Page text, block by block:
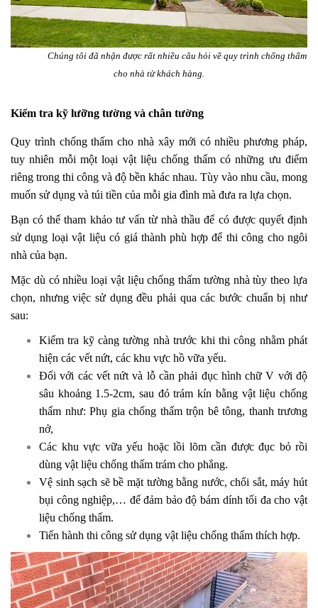
Chúng tôi đã nhận được rất nhiều câu hỏi về quy trình chống thấm
cho nhà từ khách hàng.
Kiểm tra kỹ lưỡng tường và chân tường
Quy trình chống thấm cho nhà xây mới có nhiều phương pháp,
tuy nhiên mỗi một loại vật liệu chống thấm có những ưu điểm
riêng trong thi công và độ bền khác nhau. Tùy vào nhu cầu, mong
muốn sử dụng và túi tiền của mỗi gia đình mà đưa ra lựa chọn.
Bạn có thể tham khảo tư vấn từ nhà thầu để có được quyết định
sử dụng loại vật liệu có giá thành phù hợp để thi công cho ngôi
nhà của bạn.
Mặc dù có nhiều loại vật liệu chống thấm tường nhà tùy theo lựa
chọn, nhưng việc sử dụng đều phải qua các bước chuẩn bị như
sau:
Kiểm tra kỹ càng tường nhà trước khi thi công nhằm phát
hiện các vết nứt, các khu vực hồ vữa yếu.
Đối với các vết nứt và lỗ cần phải đục hình chữ V với độ
sâu khoảng 1.5-2cm, sau đó trám kín bằng vật liệu chống
thấm như: Phụ gia chống thấm trộn bê tông, thanh trương
nở,
Các khu vực vữa yếu hoặc lồi lõm cần được đục bỏ rồi
dùng vật liệu chống thấm trám cho phẳng.
Vệ sinh sạch sẽ bề mặt tường bằng nước, chổi sắt, máy hút
bụi công nghiệp,… để đảm bảo độ bám dính tối đa cho vật
liệu chống thấm.
Tiến hành thi công sử dụng vật liệu chống thấm thích hợp.